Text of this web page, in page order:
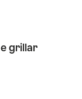
grillar